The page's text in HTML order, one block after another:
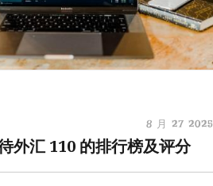
8 月 27 2025
外汇 110 的排行榜及评分​